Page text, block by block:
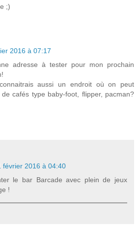
;)
2016 à 07:17
adresse à tester pour mon prochain
aussi un endroit où on peut
cafés type baby-foot, flipper, pacman?
février 2016 à 04:40
le bar Barcade avec plein de jeux
!